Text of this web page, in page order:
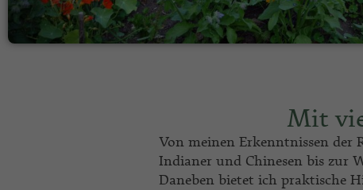
Mit
Von meinen Erkenntnissen der
Indianer und Chinesen bis zur
Daneben bietet ich praktische